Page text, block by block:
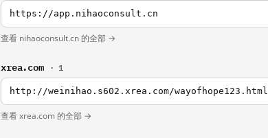
https://app.nihaoconsult.cn
查看 nihaoconsult.cn 的全部 →
xrea.com · 1
http://weinihao.s602.xrea.com/wayofhope123.html
查看 xrea.com 的全部 →